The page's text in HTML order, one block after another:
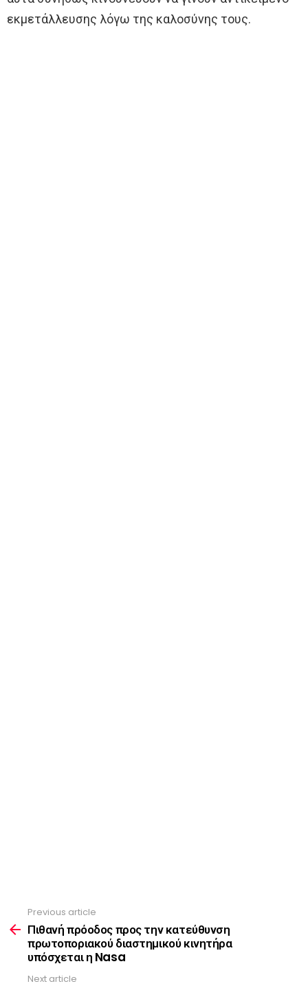
εκμετάλλευσης λόγω της καλοσύνης τους.
more
Previous article
Πιθανή πρόοδος προς την κατεύθυνση
πρωτοποριακού διαστημικού κινητήρα
υπόσχεται η Nasa
Next article